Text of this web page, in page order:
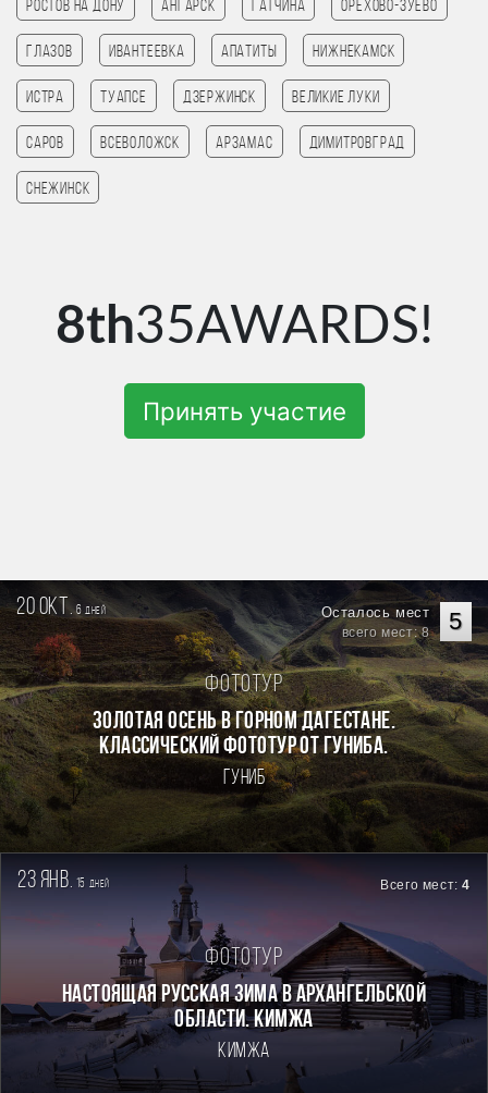
Ростов на Дону Ангарск Гатчина Орехово-Зуево
Глазов Ивантеевка Апатиты Нижнекамск
Истра Туапсе Дзержинск Великие Луки
Саров Всеволожск Арзамас Димитровград
Снежинск
8th35AWARDS!
Принять участие
20 окт.6дней 5
Осталось мест
всего мест: 8
Фототур
Золотая осень в горном Дагестане.
Классический фототур от Гуниба.
Гуниб
23 янв. 15 дней Всего мест:4
Фототур
Настоящая Русская зима в Архангельской
области. Кимжа
Кимжа